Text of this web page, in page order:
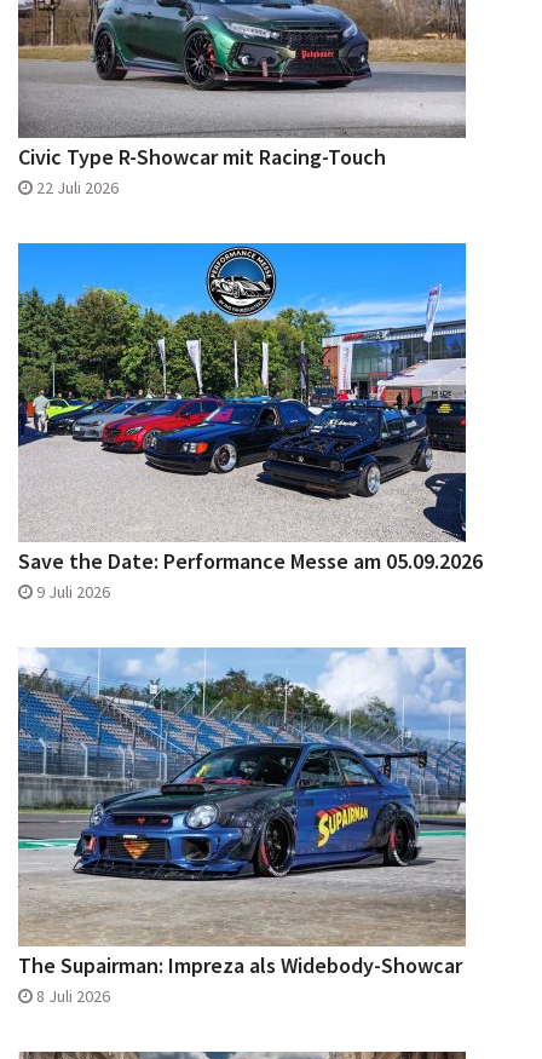
Civic Type R-Showcar mit Racing-Touch
22 Juli 2026
Save the Date: Performance Messe am 05.09.2026
9 Juli 2026
The Supairman: Impreza als Widebody-Showcar
8 Juli 2026